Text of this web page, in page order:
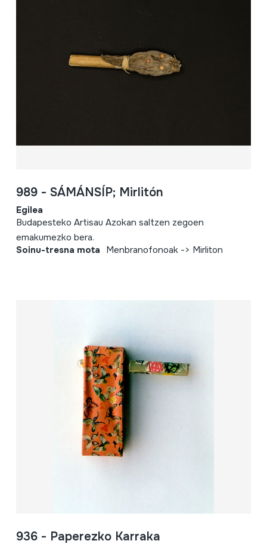
989 - SÁMÁNSÍP; Mirlitón
Egilea
Budapesteko Artisau Azokan saltzen zegoen
emakumezko bera.
Soinu-tresna mota Menbranofonoak -> Mirliton
936 - Paperezko Karraka